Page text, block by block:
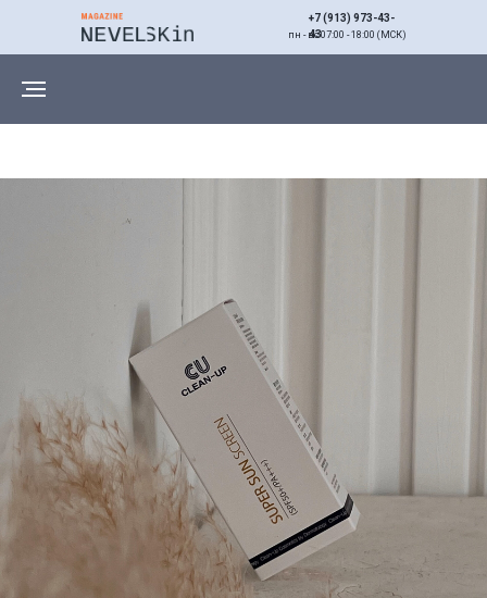
+7 (913) 973-43-
43
пн - вс 07:00 - 18:00 (МСК)